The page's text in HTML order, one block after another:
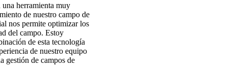
herramienta muy
de nuestro campo de
nos permite optimizar los
del campo. Estoy
de esta tecnología
de nuestro equipo
gestión de campos de